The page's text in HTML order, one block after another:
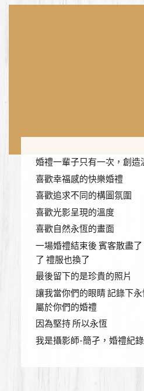
婚禮一輩子只有一次，創
喜歡幸福感的快樂婚禮
喜歡追求不同的構圖氛圍
喜歡光影呈現的溫度
喜歡自然永恆的畫面
一場婚禮結束後 賓客散盡
了 禮服也換了
最後留下的是珍貴的照片
讓我當你們的眼睛 記錄下
屬於你們的婚禮
因為堅持 所以永恆
我是攝影師-簡孑，婚禮紀